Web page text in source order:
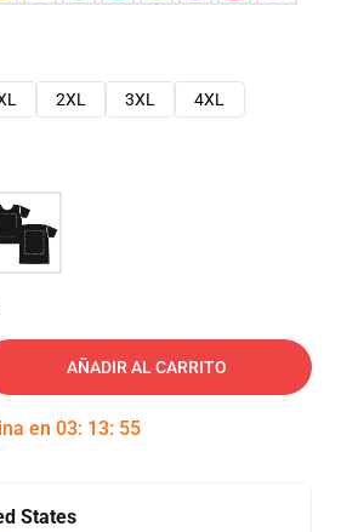
2XL 3XL
4XL
AÑADIR AL CARRITO
en 03: 13: 54
States